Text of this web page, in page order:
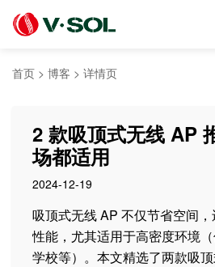
首页 > 博客 > 详情页
2 款吸顶式无线 AP
场都适用
2024-12-19
吸顶式无线 AP 不仅节省空间
性能，尤其适用于高密度环境
学校等）。本文精选了两款吸